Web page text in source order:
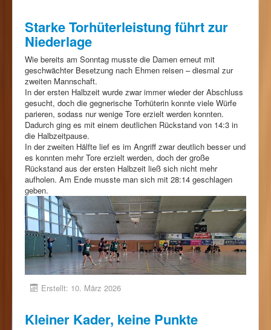
Starke Torhüterleistung führt zur
Niederlage
Wie bereits am Sonntag musste die Damen erneut mit
geschwächter Besetzung nach Ehmen reisen – diesmal zur
zweiten Mannschaft.
In der ersten Halbzeit wurde zwar immer wieder der Abschluss
gesucht, doch die gegnerische Torhüterin konnte viele Würfe
parieren, sodass nur wenige Tore erzielt werden konnten.
Dadurch ging es mit einem deutlichen Rückstand von 14:3 in
die Halbzeitpause.
In der zweiten Hälfte lief es im Angriff zwar deutlich besser und
es konnten mehr Tore erzielt werden, doch der große
Rückstand aus der ersten Halbzeit ließ sich nicht mehr
aufholen. Am Ende musste man sich mit 28:14 geschlagen
geben.
Erstellt: 10. März 2026
Kleiner Kader, keine Punkte